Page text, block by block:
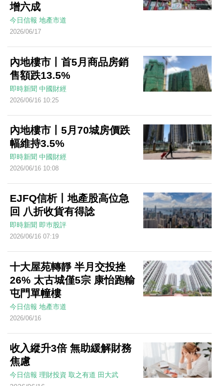
增六成
今日信報 地產市道
2026/06/17
內地樓市丨首5月商品房銷
售額跌13.5%
即時新聞 中國財經
2026/06/16 10:25
內地樓市丨5月70城房價跌
幅維持3.5%
即時新聞 中國財經
2026/06/16 10:08
EJFQ信析丨地產股高位急
回 八折收貨有得諗
即時新聞 即巿股評
2026/06/16 07:19
十大屋苑轉靜 半月交投挫
26% 太古城僅5宗 康怡跑輸
屯門單幢樓
今日信報 地產市道
2026/06/16
收入縱升3倍 無助緩解財務
焦慮
今日信報 理財投資 取之有道 田大武